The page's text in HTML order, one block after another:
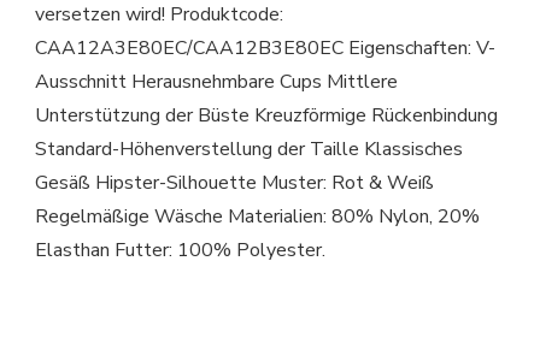
versetzen wird! Produktcode:
CAA12A3E80EC/CAA12B3E80EC Eigenschaften: V-
Ausschnitt Herausnehmbare Cups Mittlere
Unterstützung der Büste Kreuzförmige Rückenbindung
Standard-Höhenverstellung der Taille Klassisches
Gesäß Hipster-Silhouette Muster: Rot & Weiß
Regelmäßige Wäsche Materialien: 80% Nylon, 20%
Elasthan Futter: 100% Polyester.